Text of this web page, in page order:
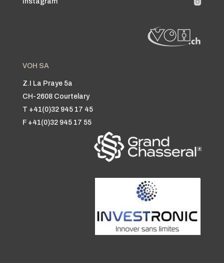
VOH SA
Z.I La Praye 5a
CH-2608 Courtelary
T +41(0)32 945 17 45
F +41(0)32 945 17 55